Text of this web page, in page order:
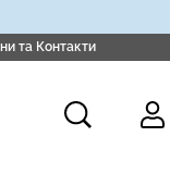
та Контакти